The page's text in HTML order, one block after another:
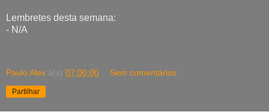
Lembretes desta semana:
- N/A
Paulo Alex à(s) 07:00:00 Sem comentários:
Partilhar